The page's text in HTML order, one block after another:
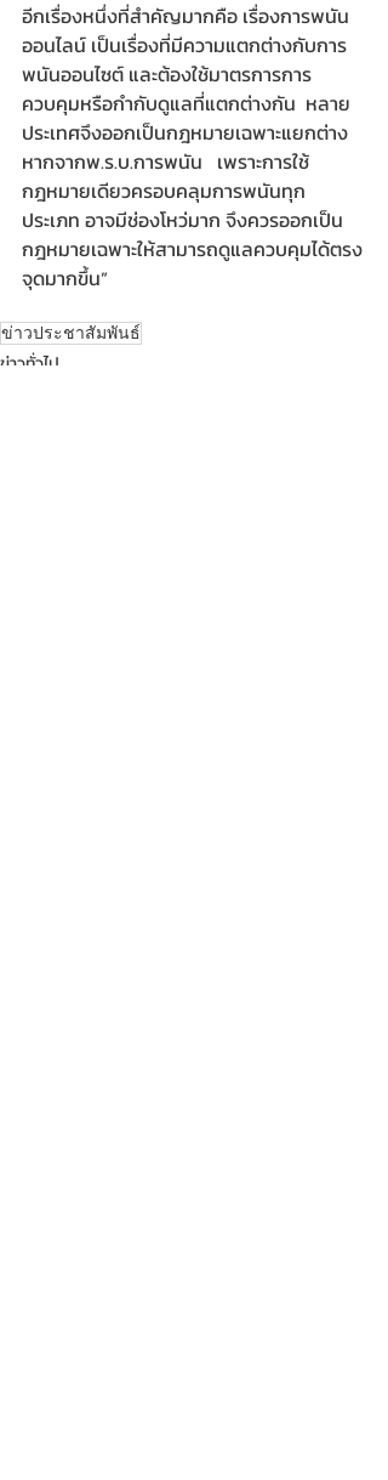
​อีกเรื่องหนึ่งที่สำคัญมากคือ เรื่องการพนัน
ออนไลน์ เป็นเรื่องที่มีความแตกต่างกับการ
พนันออนไซต์ และต้องใช้มาตรการการ
ควบคุมหรือกำกับดูแลที่แตกต่างกัน  หลาย
ประเทศจึงออกเป็นกฎหมายเฉพาะแยกต่าง
หากจากพ.ร.บ.การพนัน   เพราะการใช้
กฎหมายเดียวครอบคลุมการพนันทุก
ประเภท อาจมีช่องโหว่มาก จึงควรออกเป็น
กฎหมายเฉพาะให้สามารถดูแลควบคุมได้ตรง
จุดมากขึ้น”
ข่าวประชาสัมพันธ์
ข่าวทั่วไป